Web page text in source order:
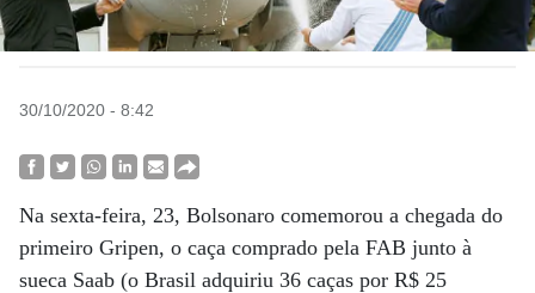
30/10/2020 - 8:42
Na sexta-feira, 23, Bolsonaro comemorou a chegada do
primeiro Gripen, o caça comprado pela FAB junto à
sueca Saab (o Brasil adquiriu 36 caças por R$ 25